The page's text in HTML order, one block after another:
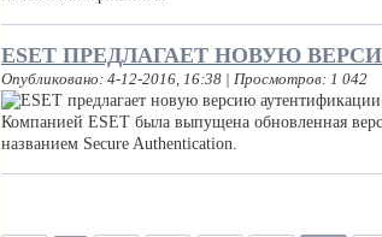
ESET ПРЕДЛАГАЕТ НОВУЮ
Опубликовано: 4-12-2016, 16:38 | Просмотров: 1 042
Компанией ESET была выпущена обновленная
названием Secure Authentication.